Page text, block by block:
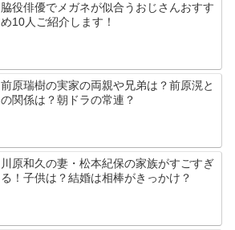
脇役俳優でメガネが似合うおじさんおすす
め10人ご紹介します！
前原瑞樹の実家の両親や兄弟は？前原滉と
の関係は？朝ドラの常連？
川原和久の妻・松本紀保の家族がすごすぎ
る！子供は？結婚は相棒がきっかけ？